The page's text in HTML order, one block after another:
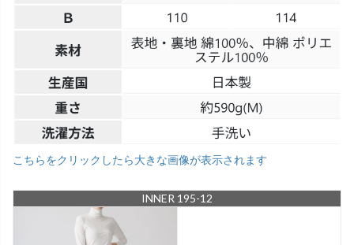
こちらをクリックしたら大きな画像が表示されます
INNER 195-12